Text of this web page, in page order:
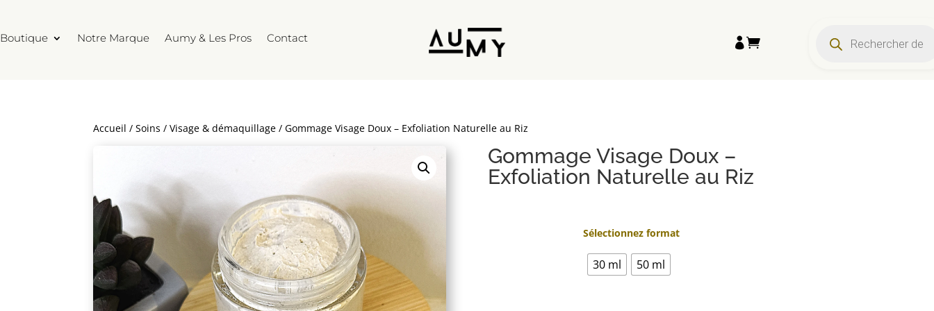
Boutique Notre Marque Aumy & Les Pros Contact  produits
Accueil /Soins /Visage & démaquillage / Gommage Visage Doux – Exfoliation Naturelle au Riz
Gommage Visage Doux –
Exfoliation Naturelle au Riz
Sélectionnez format
30 ml 50 ml